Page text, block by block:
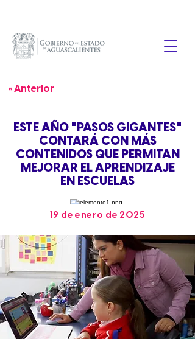
« Anterior
ESTE AÑO "PASOS GIGANTES"
CONTARÁ CON MÁS
CONTENIDOS QUE PERMITAN
MEJORAR EL APRENDIZAJE
EN ESCUELAS
19 de enero de 2025